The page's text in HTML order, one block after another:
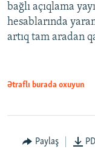
bağlı açıqlama
hesablarında
artıq tam aradan
Ətraflı burada oxuyun
Paylaş